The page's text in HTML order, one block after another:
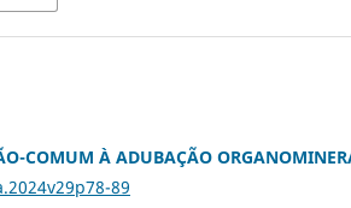
COMUM À ADUBAÇÃO
89